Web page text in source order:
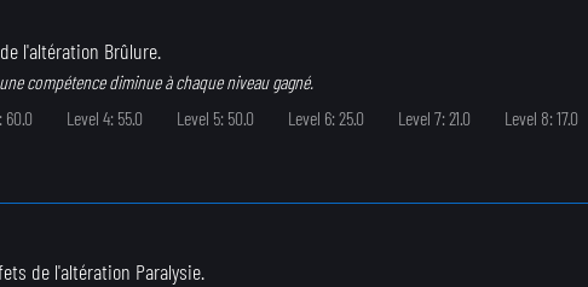
l'altération Brûlure.
compétence diminue à chaque niveau gagné.
60.0 Level 4: 55.0 Level 5: 50.0 Level 6: 25.0 Level 7: 21.0 Level 8: 17.0
de l'altération Paralysie.